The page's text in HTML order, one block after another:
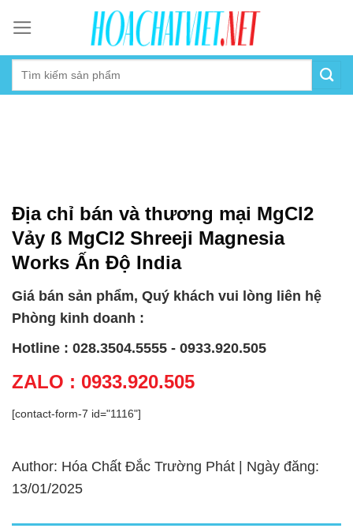
content
Địa chỉ bán và thương mại MgCl2
Vảy ß MgCl2 Shreeji Magnesia
Works Ấn Độ India
Giá bán sản phẩm, Quý khách vui lòng liên hệ
Phòng kinh doanh :
Hotline : 028.3504.5555 - 0933.920.505
ZALO : 0933.920.505
[contact-form-7 id="1116"]
Author: Hóa Chất Đắc Trường Phát | Ngày đăng:
13/01/2025